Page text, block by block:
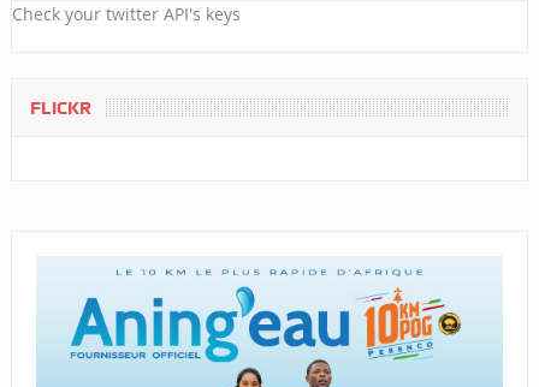
Check your twitter API's keys
FLICKR